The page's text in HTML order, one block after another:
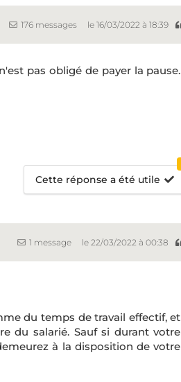
176 messages le 16/03/2022 à 18:39
pas obligé de payer la pause.
Cette réponse a été utile
1 message le 22/03/2022 à 00:38
du temps de travail effectif, et
du salarié. Sauf si durant votre
à la disposition de votre